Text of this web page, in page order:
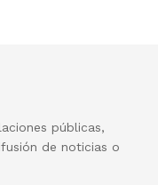
públicas,
de noticias o